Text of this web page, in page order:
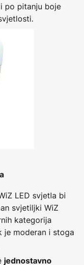
po pitanju boje
LED svjetla bi
svjetiljki WiZ
kategorija
je moderan i stoga
jednostavno